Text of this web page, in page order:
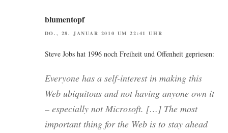
blumentopf
DO., 28. JANUAR 2010 UM 22:41 UHR
Ste­ve Jobs hat 1996noch Frei­heit und Offen­heit gepriesen:
Ever­yo­ne has a self-inte­rest in making this
Web ubi­qui­tous and not having anyo­ne own it
– espe­ci­al­ly not Micro­soft. […] The most
important thing for the Web is to stay ahead